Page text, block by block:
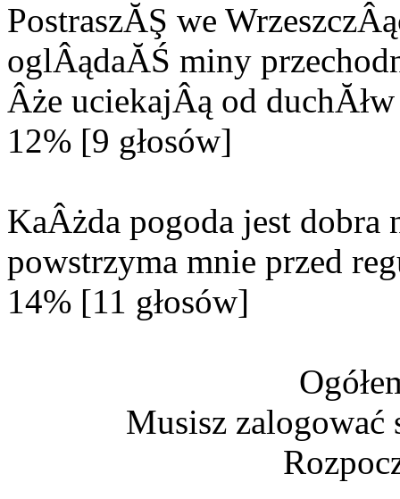
PostraszĂŞ we
oglÂądaĂŚ miny
Âże uciekajÂą od
12% [9 głosów]
KaÂżda pogoda jest
powstrzyma mnie przed
14% [11 głosów]
Musisz zalogować